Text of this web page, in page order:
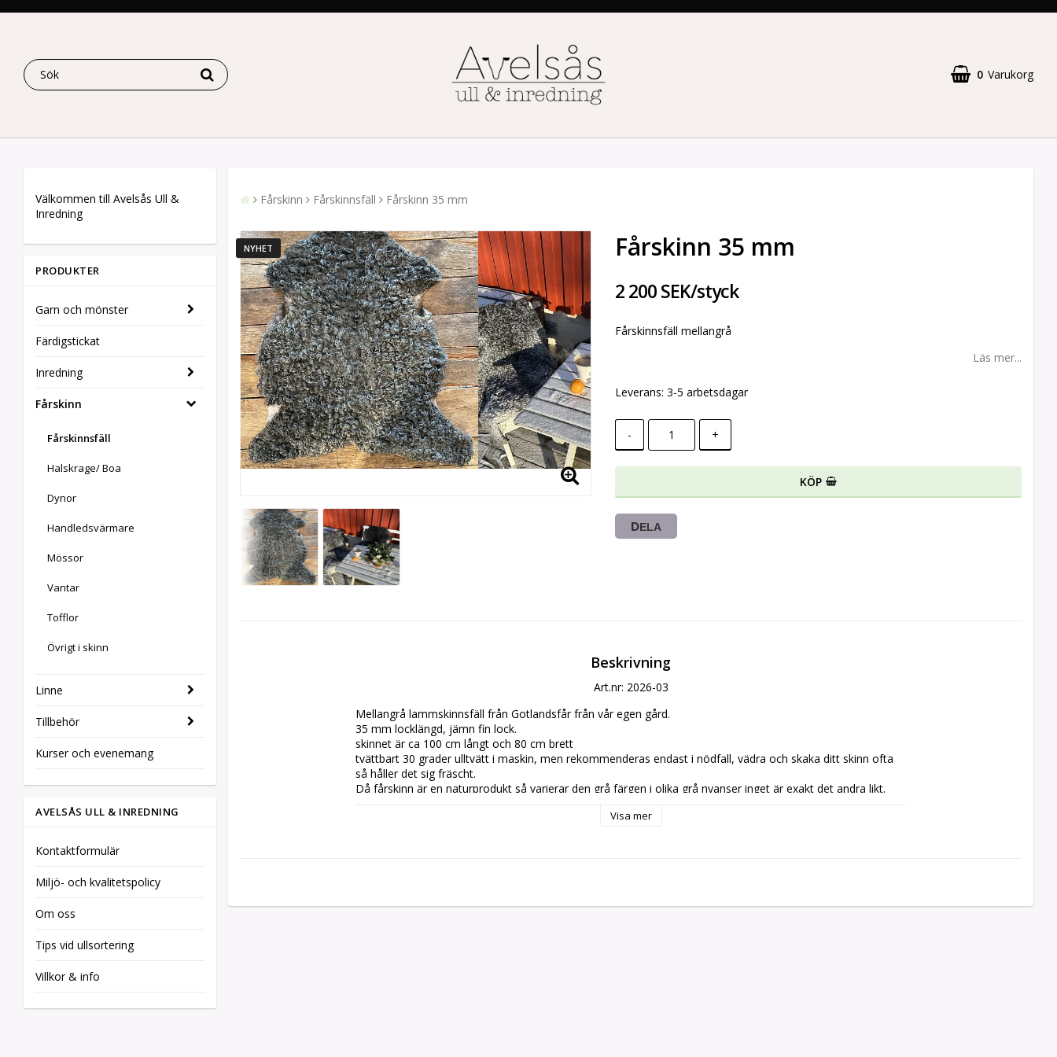
0 Varukorg
Välkommen till Avelsås Ull &
Inredning
PRODUKTER
Garn och mönster
Färdigstickat
Inredning
Fårskinn
Fårskinnsfäll
Halskrage/ Boa
Dynor
Handledsvärmare
Mössor
Vantar
Tofflor
Övrigt i skinn
Linne
Tillbehör
Kurser och evenemang
AVELSÅS ULL & INREDNING
Kontaktformulär
Miljö- och kvalitetspolicy
Om oss
Tips vid ullsortering
Villkor & info
Fårskinn Fårskinnsfäll Fårskinn 35 mm
NYHET Fårskinn 35 mm
2 200 SEK/styck
Fårskinnsfäll mellangrå
Läs mer...
Leverans:3-5 arbetsdagar
- +
KÖP
DELA
Beskrivning
Art.nr: 2026-03
Mellangrå lammskinnsfäll från Gotlandsfår från vår egen gård.
35 mm locklängd, jämn fin lock.
skinnet är ca 100 cm långt och 80 cm brett
tvättbart 30 grader ulltvätt i maskin, men rekommenderas endast i nödfall, vädra och skaka ditt skinn ofta
så håller det sig fräscht.
Då fårskinn är en naturprodukt så varierar den grå färgen i olika grå nyanser inget är exakt det andra likt.
väldigt skön och praktisk att ha med på utflykten,  i barnvagnen eller som värmande och lugnande i sängen
Visa mer